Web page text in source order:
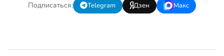
Подписаться: Telegram Дзен Макс